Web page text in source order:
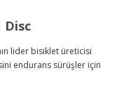
Disc
lider bisiklet üreticisi
endurans sürüşler için